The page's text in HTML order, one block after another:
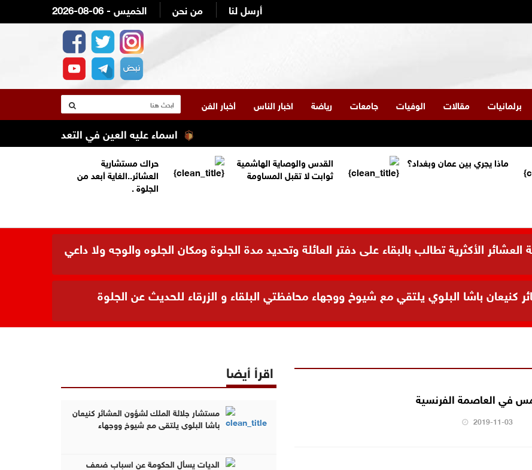
2026-08-06 - الخميس من نحن أرسل لنا
برلمانيات مقالات الوفيات جامعات رياضة اخبار الناس أخبار الفن
اسماء عليه العين في التعديل الوزاري
ماذا يجري بين عمان وبغداد؟
القدس والوصاية الهاشمية
ثوابت لا تقبل المساومة
حراك مستشارية
العشائر..الغاية أبعد من
الجلوة .
الأكثرية تطالب بالبقاء على دفتر العائلة وتحديد مدة الجلوة ومكان الجلوه والوجه ولا داعي
باشا البلوي يلتقي مع شيوخ ووجهاء محافظتي البلقاء و الزرقاء للحديث عن الجلوة
في العاصمة الفرنسية
2019-11-03
اقرأ أيضا
مستشار جلالة الملك لشؤون العشائر كنيعان
باشا البلوي يلتقي مع شيوخ ووجهاء
الديات يسأل الحكومة عن اسباب ضعف